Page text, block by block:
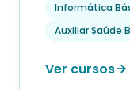
Informática
Auxiliar Saúde
Ver cursos